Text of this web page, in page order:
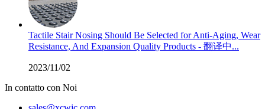
Tactile Stair Nosing Should Be Selected for Anti-Aging, Wear
Resistance, And Expansion Quality Products - 翻译中...
2023/11/02
In contatto con Noi